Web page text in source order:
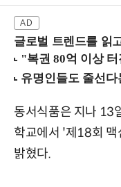
글로벌 트렌드를 읽고, 내 역할을
동서식품은 지나 13
학교에서 '제18회
밝혔다.